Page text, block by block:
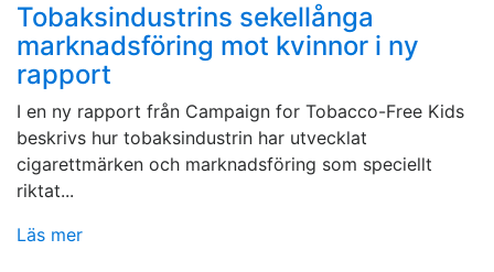
Tobaksindustrins sekellånga
marknadsföring mot kvinnor i ny
rapport
I en ny rapport från Campaign for Tobacco-Free Kids
beskrivs hur tobaksindustrin har utvecklat
cigarettmärken och marknadsföring som speciellt
riktat...
Läs mer